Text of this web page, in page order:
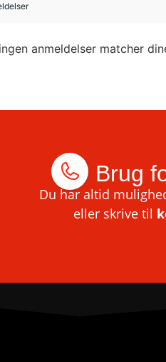
anmeldelser matcher
Brug
Du har altid
eller skrive til